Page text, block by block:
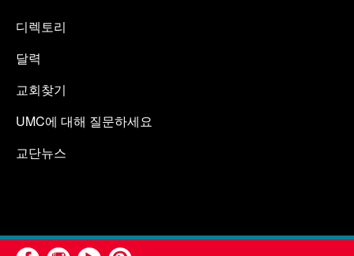
디렉토리
달력
교회찾기
UMC에 대해 질문하세요
교단뉴스